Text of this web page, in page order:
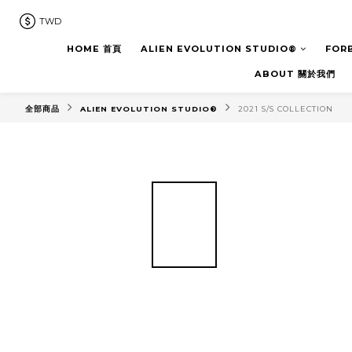
TWD
HOME 首頁 ALIEN EVOLUTION STUDIO®
ABOUT 關於我們
全部商品 ALIEN EVOLUTION STUDIO® 2021 S/S COLLECTION